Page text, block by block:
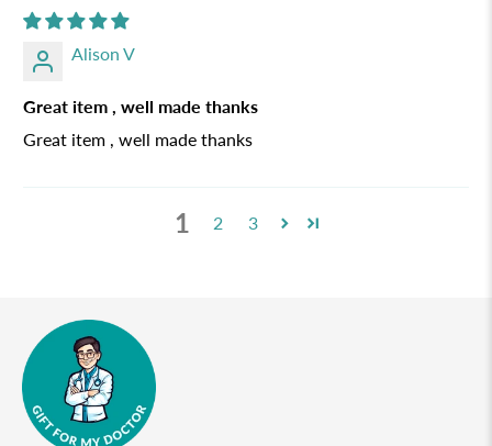
Alison V
Great item , well made thanks
Great item , well made thanks
1 2 3